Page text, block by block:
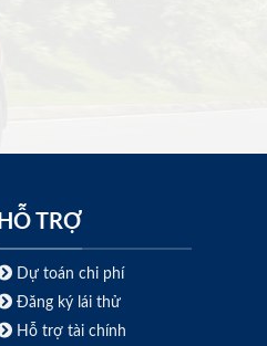
HỖ TRỢ
Dự toán chi phí
Đăng ký lái thử
Hỗ trợ tài chính